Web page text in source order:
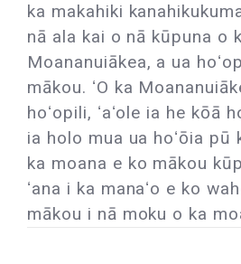
ka makahiki
nā ala kai o nā kūpuna o
Moananuiākea, a ua
mākou. ʻO ka
hoʻopili, ʻaʻole ia he kōā
ia holo mua ua hoʻōia pū
ka moana e ko mākou
ʻana i ka manaʻo e ko
mākou i nā moku o ka